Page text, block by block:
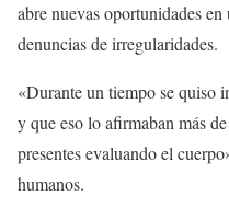
abre nuevas oportunidades
denuncias de irregularidades.
«Durante un tiempo se quiso
y que eso lo afirmaban más
presentes evaluando el
humanos.